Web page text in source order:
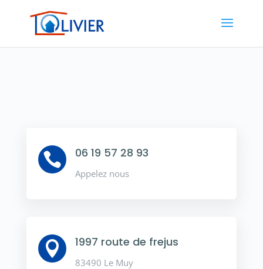
 06 19 57 28 93
Appelez nous
 1997 route de frejus
83490 Le Muy